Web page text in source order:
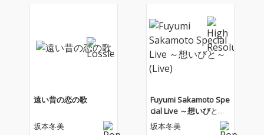
リング曲「しあわせ十
色」は坂本冬美と同じ
歳のアーティスト川村
結花の作詞＆作曲によ
る書き下ろし作品。ア
レンジは「夜桜お七」
の若草恵が担当。
遠い昔の恋の歌
坂本冬美
Fuyumi Sakamoto Spe
cial Live ～想いびと～
(Live)
坂本冬美